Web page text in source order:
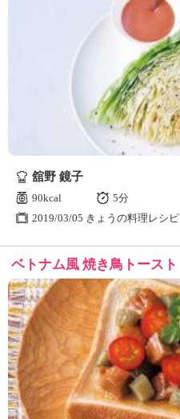
舘野 鏡子
90kcal
5分
2019/03/05 きょうの料理レシピ
ベトナム風 焼き鳥トースト